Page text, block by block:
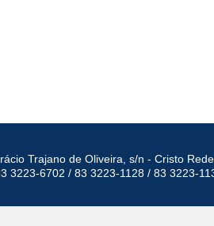
Trajano de Oliveira, s/n - Cristo
3223-6702 / 83 3223-1128 / 83 3223-